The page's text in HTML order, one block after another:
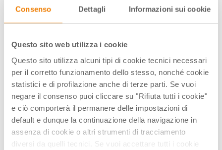
Consenso Dettagli Informazioni sui cookie
Questo sito web utilizza i cookie
Questo sito utilizza alcuni tipi di cookie tecnici necessari
per il corretto funzionamento dello stesso, nonché cookie
statistici e di profilazione anche di terze parti. Se vuoi
negare il consenso puoi cliccare su "Rifiuta tutti i cookie"
e ciò comporterà il permanere delle impostazioni di
default e dunque la continuazione della navigazione in
assenza di cookie o altri strumenti di tracciamento
diversi da quelli tecnici. Se vuoi accettare tutti i cookie
Ricerca
del Mare, Scuole
occupa di
International
Gabriele
Benassi